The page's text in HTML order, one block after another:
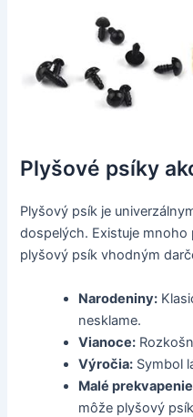
Plyšové psíky
Plyšový psík je
dospelých. Existuje
plyšový psík vhodným
Narodeniny:
nesklame.
Vianoce:
Výročia: Symbol
Malé
môže plyšový